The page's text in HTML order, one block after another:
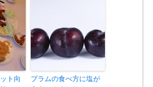
ト向
プラムの食べ方に塩が